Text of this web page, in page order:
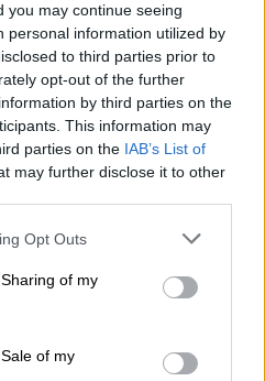
you may continue seeing
personal information utilized by
to third parties prior to
opt-out of the further
by third parties on the
This information may
parties on the IAB’s List of
may further disclose it to other
app uses one or more Google
behaviour. You may click to
and its third-party tags to
purposes in below Google
Opt Outs
of my
of my
Άγιο Βαλεντίνο: Τα
της Αθήνας για
lobster μέχρι